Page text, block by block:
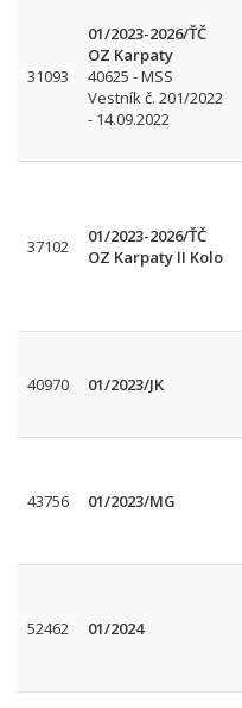
31093
01/2023-2026/ŤČ
OZ Karpaty
40625 - MSS
Vestník č. 201/2022
- 14.09.2022
37102
01/2023-2026/ŤČ
OZ Karpaty II Kolo
40970 01/2023/JK
43756 01/2023/MG
52462 01/2024